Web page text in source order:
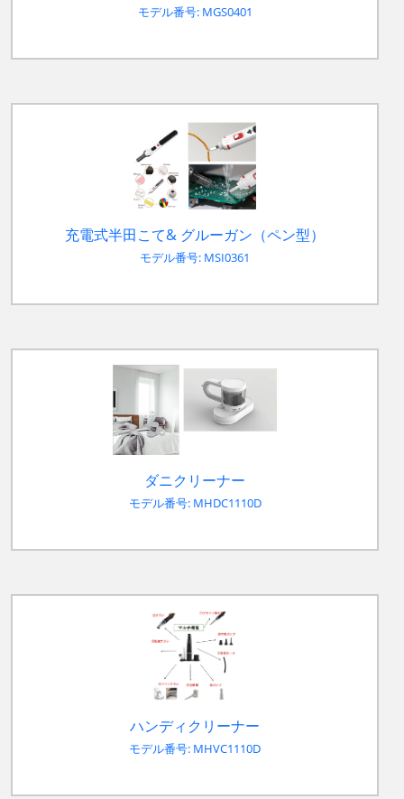
モデル番号: MGS0401
充電式半田こて& グルーガン（ペン型）
モデル番号: MSI0361
ダニクリーナー
モデル番号: MHDC1110D
ハンディクリーナー
モデル番号: MHVC1110D